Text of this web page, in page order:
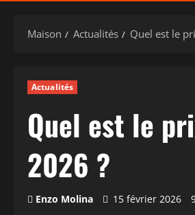
Maison Actualités Quel est le
Actualités
Quel est le
2026 ?
Enzo Molina 15 février 2026